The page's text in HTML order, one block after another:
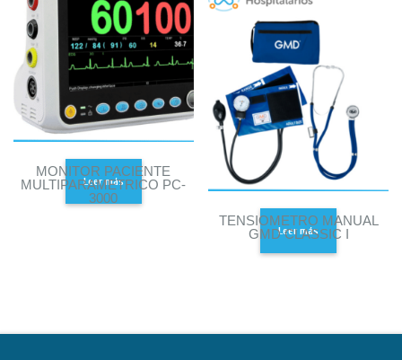
MONITOR PACIENTE
MULTIPARAMETRICO PC-
3000
Leer más
TENSIOMETRO MANUAL
GMD CLASSIC I
Leer más